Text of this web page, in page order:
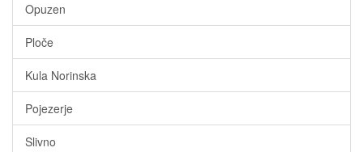
Opuzen
Ploče
Kula Norinska
Pojezerje
Slivno